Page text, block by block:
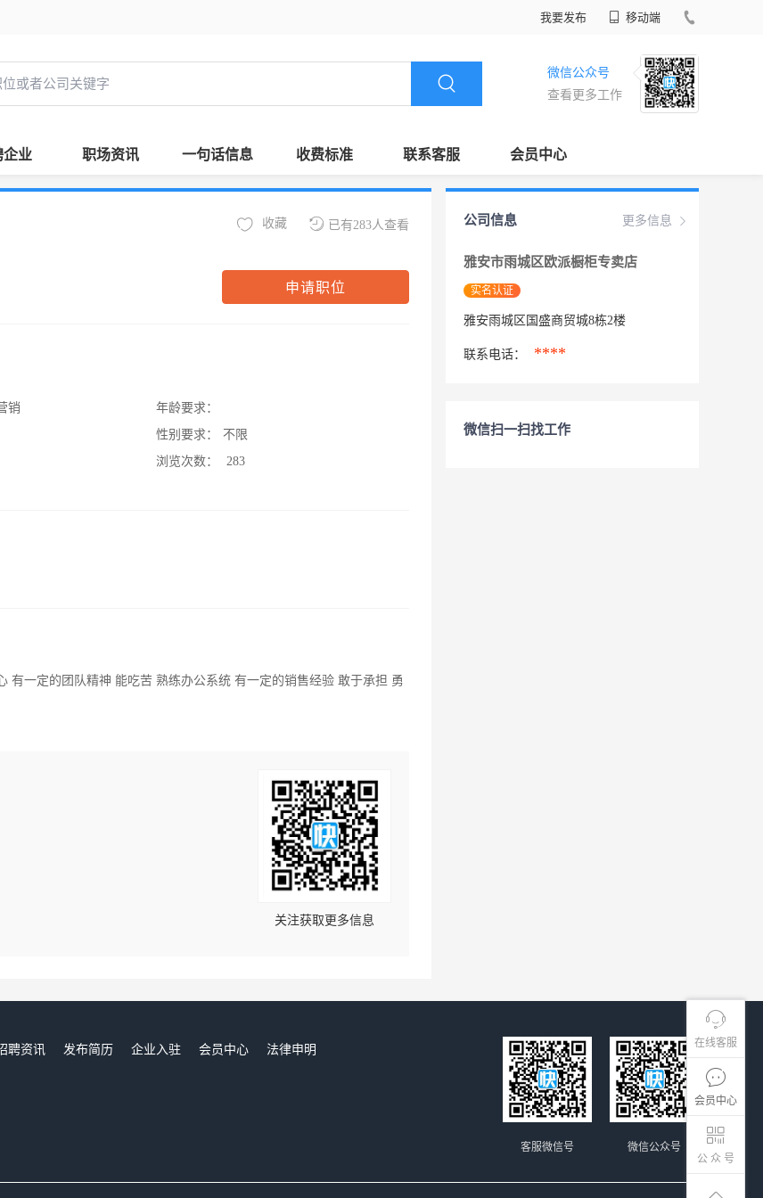
我要发布 移动端
微信公众号
查看更多工作
企业 职场资讯 一句话信息 收费标准 联系客服 会员中心
在线客服
会员中心
公 众 号
已有283人查看
收藏
申请职位
销
年龄要求：
性别要求：
不限
浏览次数：
283
有一定的团队精神 能吃苦 熟练办公系统 有一定的销售经验 敢于承担 勇
关注获取更多信息
更多信息
公司信息
雅安市雨城区欧派橱柜专卖店
实名认证
雅安雨城区国盛商贸城8栋2楼
联系电话： ****
微信扫一扫找工作
聘资讯 发布简历 企业入驻 会员中心
法律申明
微信公众号
客服微信号